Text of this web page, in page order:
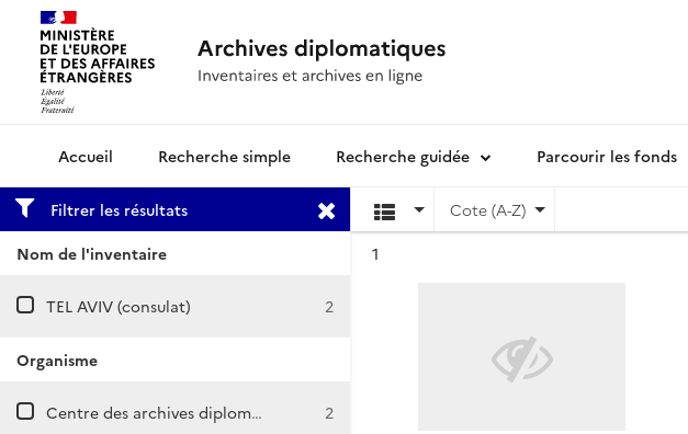
Archives diplomatiquesRecherche simple Recherche guidée Parcourir les fonds
Filtrer les résultats
Nom de l'inventaire
TEL AVIV (consulat) 2
Organisme
Centre des archives diplomatiques de Nantes 2
Cote (A-Z)
1